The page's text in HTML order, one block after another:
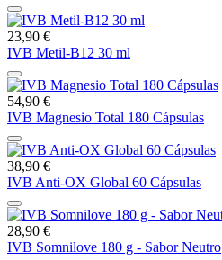
23,90 €
IVB Metil-B12 30 ml
54,90 €
IVB Magnesio Total 180 Cápsulas
38,90 €
IVB Anti-OX Global 60 Cápsulas
28,90 €
IVB Somnilove 180 g - Sabor Neutro